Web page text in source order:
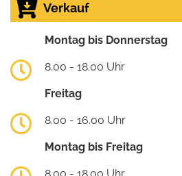
Verkauf
Montag bis Donnerstag
8.00 - 18.00 Uhr
Freitag
8.00 - 16.00 Uhr
Montag bis Freitag